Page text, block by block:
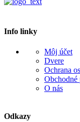
Info linky
Môj účet
Dvere
Ochrana
Obchodné
O nás
Odkazy